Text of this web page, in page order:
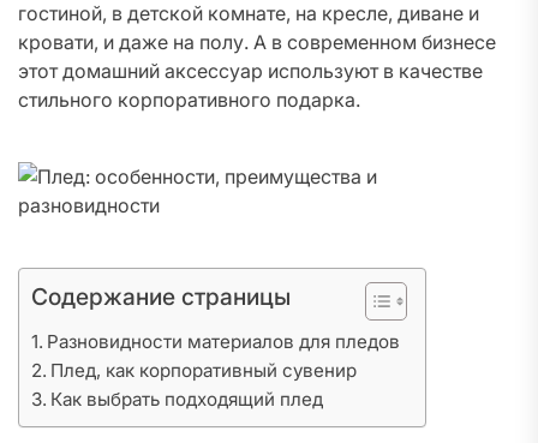
гостиной, в детской комнате, на кресле, диване и
кровати, и даже на полу. А в современном бизнесе
этот домашний аксессуар используют в качестве
стильного корпоративного подарка.
Содержание страницы
Разновидности материалов для пледов
Плед, как корпоративный сувенир
Как выбрать подходящий плед